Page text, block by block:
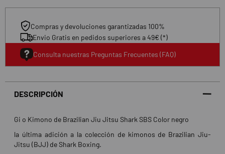
Compras y devoluciones garantizadas 100%
Envio Gratis en pedidos superiores a 49€ (*)
Consulta nuestras Preguntas Frecuentes (FAQ)
DESCRIPCIÓN
Gi o Kimono de Brazilian Jiu Jitsu Shark SBS Color negro
la última adición a la colección de kimonos de Brazilian Jiu-
Jitsu (BJJ) de Shark Boxing.